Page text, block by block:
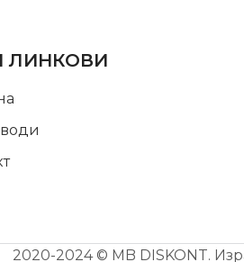
ЛИНКОВИ
2020-2024 © MB DISKONT.